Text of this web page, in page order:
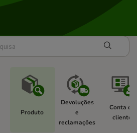
Produto
Devoluções
e
reclamações
Conta de
cliente